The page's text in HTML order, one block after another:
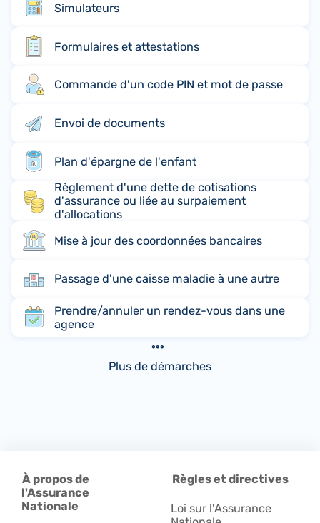
Simulateurs
Formulaires et attestations
Commande d'un code PIN et mot de passe
Envoi de documents
Plan d'épargne de l'enfant
Règlement d'une dette de cotisations
d'assurance ou liée au surpaiement
d'allocations
Mise à jour des coordonnées bancaires
Passage d'une caisse maladie à une autre
Prendre/annuler un rendez-vous dans une
agence
Plus de démarches
À propos de
l'Assurance
Nationale
Règles et directives
Loi sur l'Assurance